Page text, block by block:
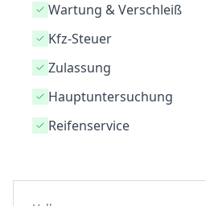
Wartung & Verschleiß
Kfz-Steuer
Zulassung
Hauptuntersuchung
Reifenservice